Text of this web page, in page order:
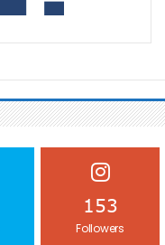
153
Followers